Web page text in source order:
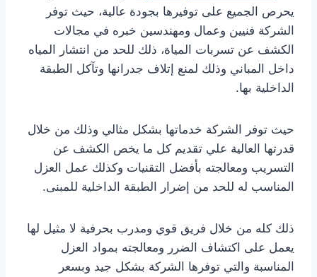
يحرص الجميع على توفيرها بجودة عالية، حيث توفر
الشركة فنيين وعمال ومهندسين خبره في مجالات
الكشف عن تسربات المياة، ذلك للحد من انتشار المياه
داخل المباني وذلك لمنع إتلاف جدرانها وتآكل الطبقة
الداخلية بها.
حيث توفر الشركة خدماتها بشكل مثالي وذلك من خلال
قدرتها العالية علي تقديم كل ما يخص الكشف عن
التسريب ومعالجته بأفضل التقنيات وكذلك عمل العزل
المناسب له للحد من إضرار الطبقة الداخلية للمبنى.
ذلك كله من خلال فريق قوي ومدرب بحرفية لا مثيل لها
يعمل على اكتشاف الضرر ومعالجته بمواد العزل
المناسبة والتي توفرها الشركة بشكل جيد وبسعر